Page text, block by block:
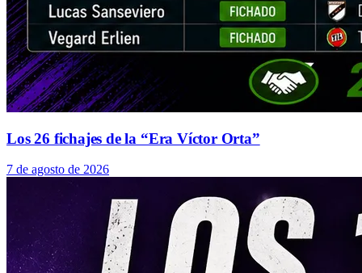
Los 26 fichajes de la “Era Víctor Orta”
7 de agosto de 2026